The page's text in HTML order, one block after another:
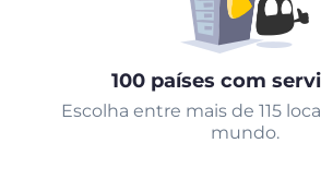
100 países com
Escolha entre mais de 115
mundo.